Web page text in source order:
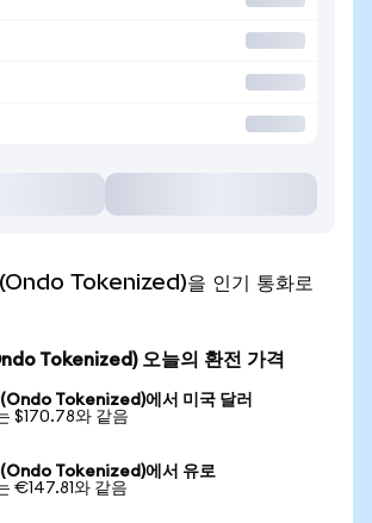
Tokenized)을 인기 통화로
Tokenized) 오늘의 환전 가격
Tokenized)에서 미국 달러
$170.78와 같음
Tokenized)에서 유로
€147.81와 같음